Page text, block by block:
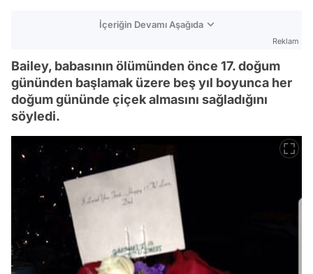
İçeriğin Devamı Aşağıda
Reklam
Bailey, babasının ölümünden önce 17. doğum
gününden başlamak üzere beş yıl boyunca her
doğum gününde çiçek almasını sağladığını
söyledi.